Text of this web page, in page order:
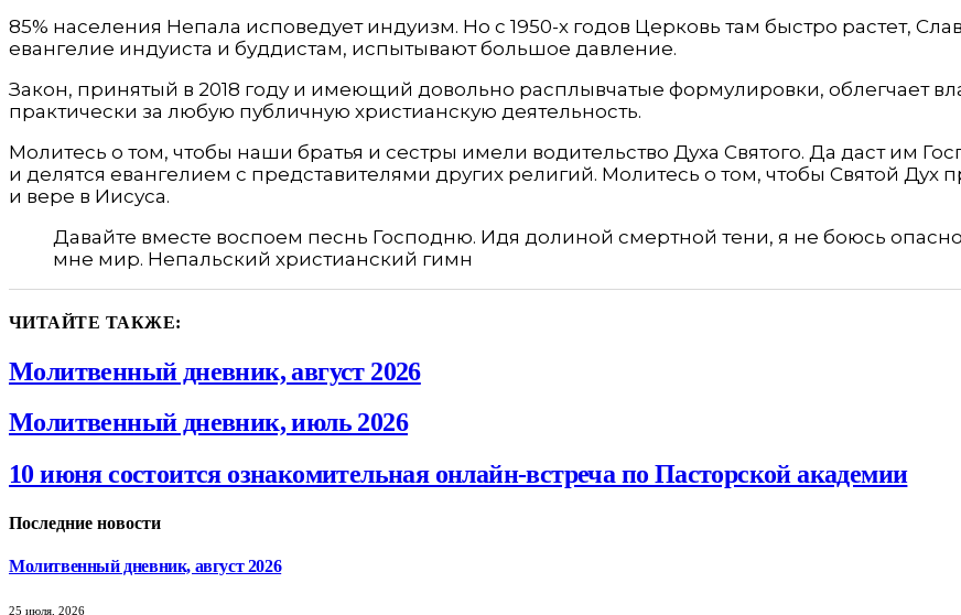
85% населения Непала исповедует индуизм. Но с 1950-х годов Церковь там быстро растет,
евангелие индуиста и буддистам, испытывают большое давление.
Закон, принятый в 2018 году и имеющий довольно расплывчатые формулировки, облегчает
практически за любую публичную христианскую деятельность.
Молитесь о том, чтобы наши братья и сестры имели водительство Духа Святого. Да даст им
и делятся евангелием с представителями других религий. Молитесь о том, чтобы Святой
и вере в Иисуса.
Давайте вместе воспоем песнь Господню. Идя долиной смертной тени, я не боюсь
мне мир. Непальский христианский гимн
ЧИТАЙТЕ ТАКЖЕ:
Молитвенный дневник, август 2026
Молитвенный дневник, июль 2026
10 июня состоится ознакомительная онлайн-встреча по Пасторской академии
Последние новости
Молитвенный дневник, август 2026
25 июля, 2026